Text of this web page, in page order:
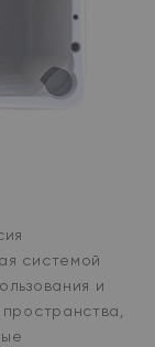
системой
и